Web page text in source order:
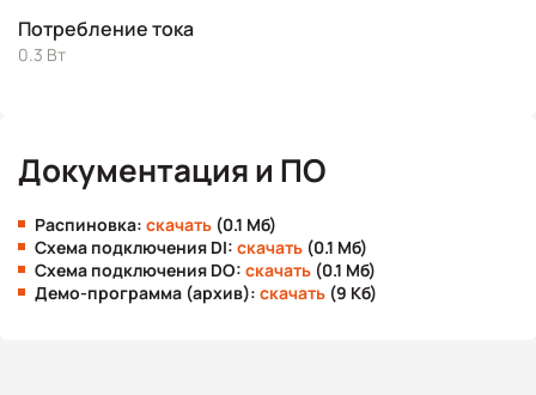
Потребление тока
0.3 Вт
Документация и ПО
Распиновка: скачать (0.1 Мб)
Схема подключения DI: скачать (0.1 Мб)
Схема подключения DO: скачать (0.1 Мб)
Демо-программа (архив): скачать (9 Кб)